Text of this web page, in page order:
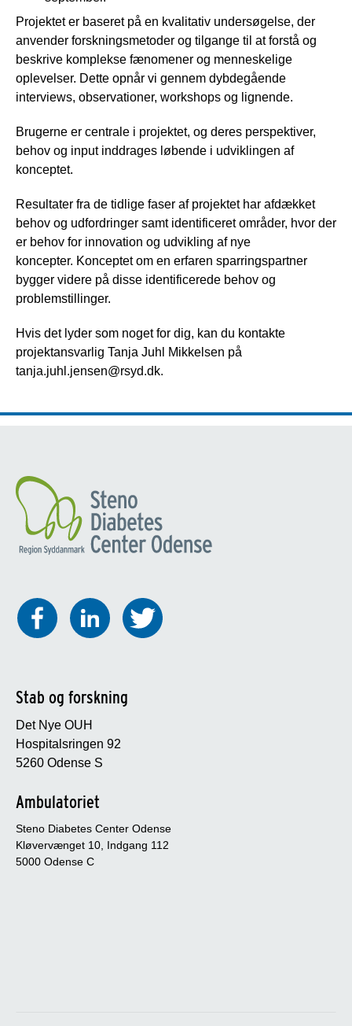
Projektet er baseret på en kvalitativ undersøgelse, der
anvender forskningsmetoder og tilgange til at forstå og
beskrive komplekse fænomener og menneskelige
oplevelser. Dette opnår vi gennem dybdegående
interviews, observationer, workshops og lignende.
Brugerne er centrale i projektet, og deres perspektiver,
behov og input inddrages løbende i udviklingen af
konceptet.
Resultater fra de tidlige faser af projektet har afdækket
behov og udfordringer samt identificeret områder, hvor der
er behov for innovation og udvikling af nye
koncepter. Konceptet om en erfaren sparringspartner
bygger videre på disse identificerede behov og
problemstillinger.
Hvis det lyder som noget for dig, kan du kontakte
projektansvarlig Tanja Juhl Mikkelsen på
tanja.juhl.jensen@rsyd.dk.
Stab og forskning
Det Nye OUH
Hospitalsringen 92
5260 Odense S
Ambulatoriet
Steno Diabetes Center Odense
Kløvervænget 10, Indgang 112
5000 Odense C